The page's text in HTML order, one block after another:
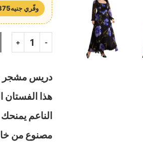
وفّري جنيه375
دريس مشجر
هذا الفستان
الناعم
مصنوع من